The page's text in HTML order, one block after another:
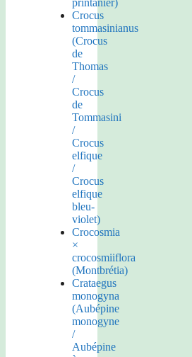
printanier)
Crocus
tommasinianus
(Crocus
de
Thomas
/
Crocus
de
Tommasini
/
Crocus
elfique
/
Crocus
elfique
bleu-
violet)
Crocosmia
×
crocosmiiflora
(Montbrétia)
Crataegus
monogyna
(Aubépine
monogyne
/
Aubépine